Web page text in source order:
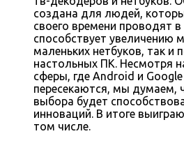
создана для людей,
своего времени проводят
способствует увеличению
маленьких нетбуков, так и
настольных ПК. Несмотря
сферы, где Android и
пересекаются, мы думаем,
выбора будет
инноваций. В итоге
том числе.